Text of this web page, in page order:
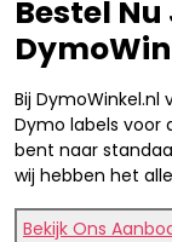
Bestel
Bij
Dymo labels voor
bent naar
wij hebben het
Bekijk Ons